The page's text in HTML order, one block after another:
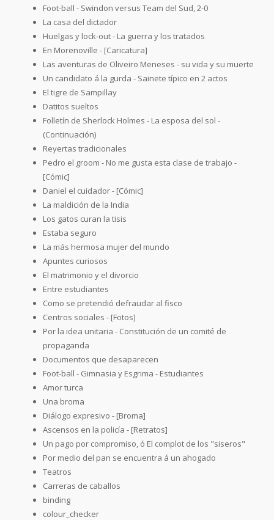
Foot-ball - Swindon versus Team del Sud, 2-0
La casa del dictador
Huelgas y lock-out - La guerra y los tratados
En Morenoville - [Caricatura]
Las aventuras de Oliveiro Meneses - su vida y su muerte
Un candidato á la gurda - Sainete típico en 2 actos
El tigre de Sampillay
Datitos sueltos
Folletín de Sherlock Holmes - La esposa del sol -
(Continuación)
Reyertas tradicionales
Pedro el groom - No me gusta esta clase de trabajo -
[Cómic]
Daniel el cuidador - [Cómic]
La maldición de la India
Los gatos curan la tisis
Estaba seguro
La más hermosa mujer del mundo
Apuntes curiosos
El matrimonio y el divorcio
Entre estudiantes
Como se pretendió defraudar al fisco
Centros sociales - [Fotos]
Por la idea unitaria - Constitución de un comité de
propaganda
Documentos que desaparecen
Foot-ball - Gimnasia y Esgrima - Estudiantes
Amor turca
Una broma
Diálogo expresivo - [Broma]
Ascensos en la policía - [Retratos]
Un pago por compromiso, ó El complot de los "siseros"
Por medio del pan se encuentra á un ahogado
Teatros
Carreras de caballos
binding
colour_checker